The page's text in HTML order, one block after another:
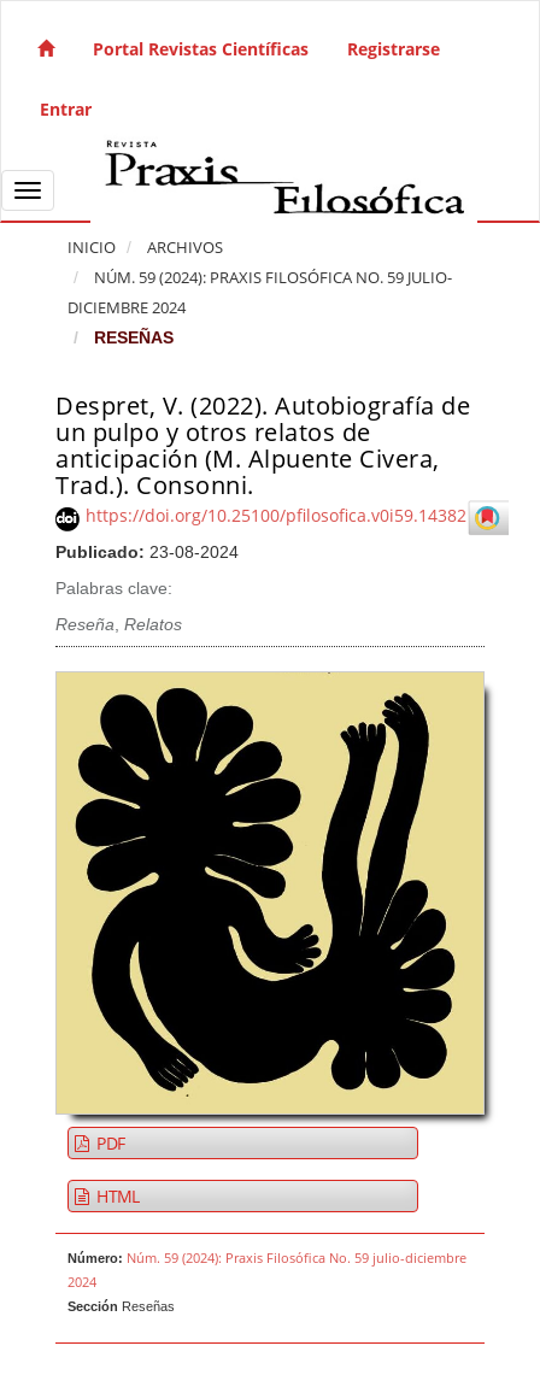
Navegación principal
Barra lateral
Portal Revistas Científicas Registrarse
Entrar
Toggle navigation
INICIO
ARCHIVOS
NÚM. 59 (2024): PRAXIS FILOSÓFICA NO. 59 JULIO-
DICIEMBRE 2024
RESEÑAS
Despret, V. (2022). Autobiografía de
un pulpo y otros relatos de
anticipación (M. Alpuente Civera,
Trad.). Consonni.
https://doi.org/10.25100/pfilosofica.v0i59.14382
Publicado: 23-08-2024
Palabras clave:
Reseña,Relatos
Barra lateral del artículo
PDF
HTML
Número: Núm. 59 (2024): Praxis Filosófica No. 59 julio-diciembre
2024
Sección Reseñas